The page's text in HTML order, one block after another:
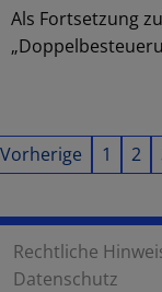
Als Fortsetzung
Vorherige 1 2
Rechtliche
Datenschutz